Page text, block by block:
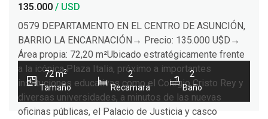
135.000 / USD
0579 DEPARTAMENTO EN EL CENTRO DE ASUNCIÓN,
BARRIO LA ENCARNACIÓN→ Precio: 135.000 U$D→
Área propia: 72,20 m²Ubicado estratégicamente frente
a la icónica Plaza Italia, próximo a importantes
instituciones educativas como el Colegio Cristo Rey y
diversas universidades, a minutos de las nuevas
oficinas públicas, el Palacio de Justicia y casco
72 m2
Tamaño
2
Recamara
2
Baño